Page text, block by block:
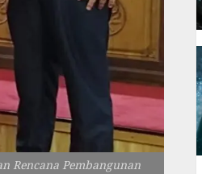
Rencana Pembangunan